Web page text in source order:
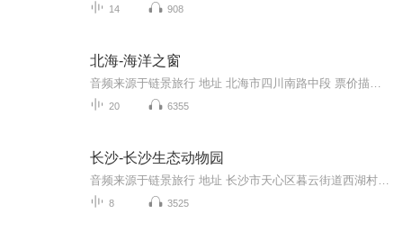
14 908
北海-海洋之窗
20 6355
长沙-长沙生态动物园
8 3525